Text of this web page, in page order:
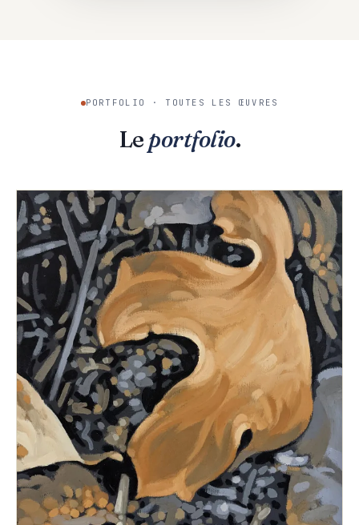
PORTFOLIO · TOUTES LES ŒUVRES
Le portfolio.